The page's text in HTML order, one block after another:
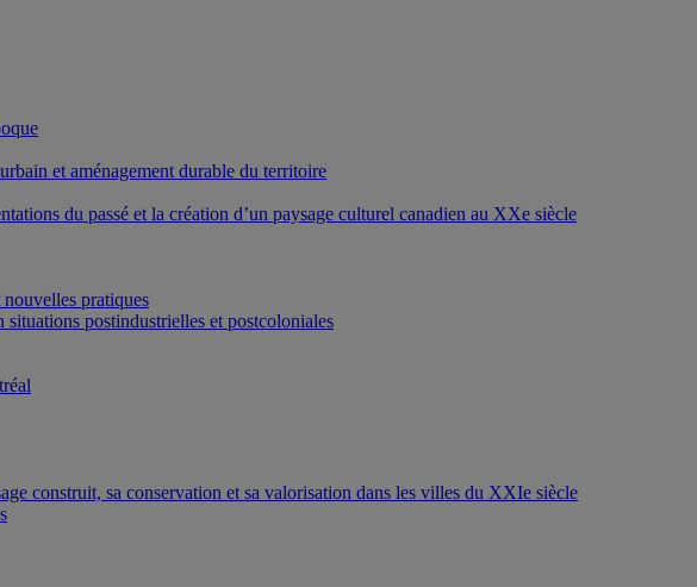
et aménagement durable du territoire
du passé et la création d’un paysage culturel canadien au XXe siècle
pratiques
postindustrielles et postcoloniales
construit, sa conservation et sa valorisation dans les villes du XXIe siècle